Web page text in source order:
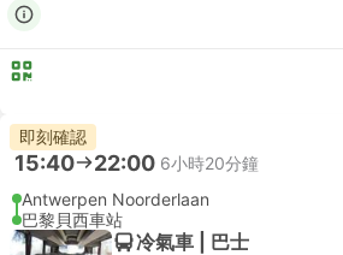
即刻確認
15:40 22:00 6小時20分鐘
Antwerpen Noorderlaan
巴黎貝西車站
冷氣車 | 巴士